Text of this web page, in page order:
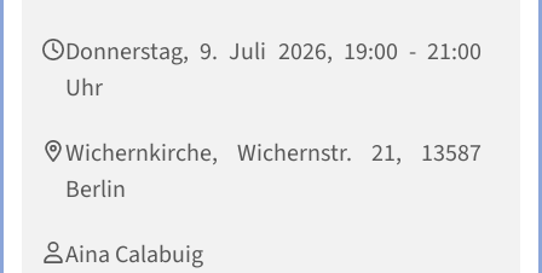
Donnerstag, 9. Juli 2026, 19:00 - 21:00
Uhr
Wichernkirche, Wichernstr. 21, 13587
Berlin
Aina Calabuig